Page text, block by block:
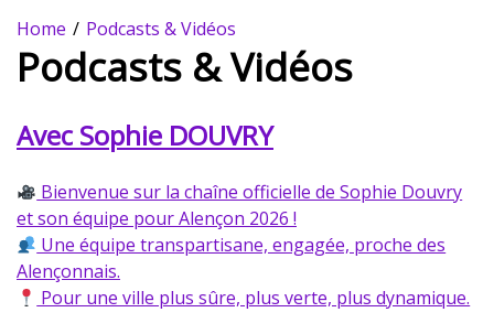
Home Podcasts & Vidéos
Podcasts & Vidéos
Avec Sophie DOUVRY
Bienvenue sur la chaîne officielle de Sophie Douvry
et son équipe pour Alençon 2026 !
Une équipe transpartisane, engagée, proche des
Alençonnais.
Pour une ville plus sûre, plus verte, plus dynamique.